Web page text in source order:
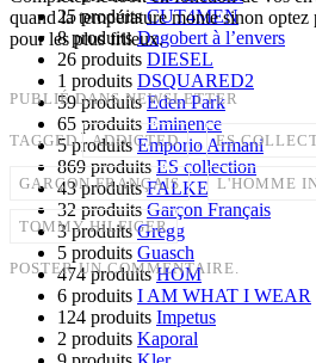
25 produits CUT4MEN
8 produits Dagobert à l’envers
26 produits DIESEL
1 produits DSQUARED2
59 produits Eden Park
65 produits Eminence
5 produits Emporio Armani
869 produits ES collection
43 produits FALKE
32 produits Garçon Français
3 produits Gregg
5 produits Guasch
474 produits HOM
6 produits I AM WHAT I WEAR
124 produits Impetus
2 produits Kaporal
quand la température monte sinon
pour les plus frileux.
PUBLIÉ DANSNEWSLETTER
TAGGED ADDICTED , ES
GARÇON FRANÇAIS , L'HOMME
TOMMY HILFIGER
POSTER UN COMMENTAIRE.